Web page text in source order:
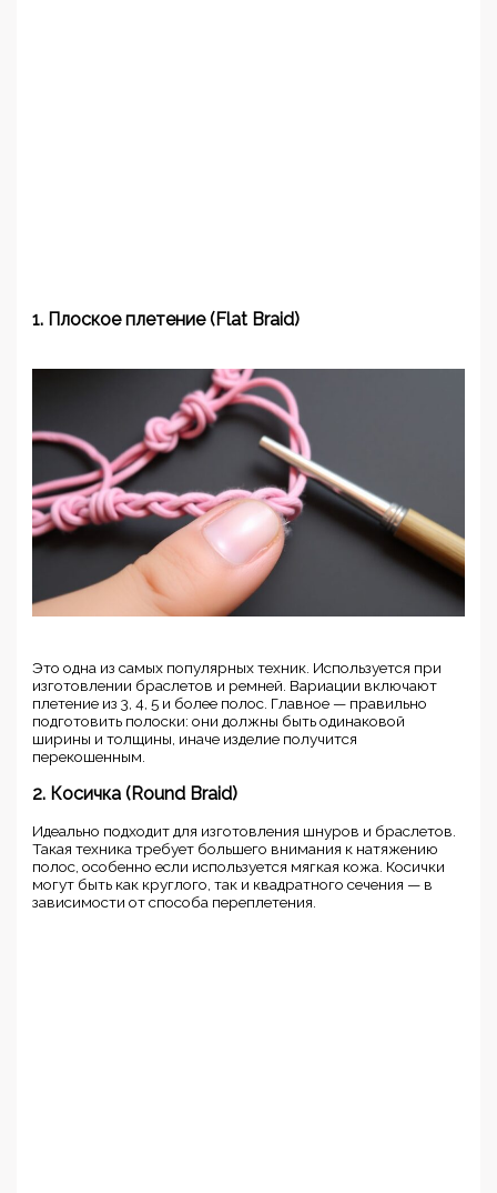
1. Плоское плетение (Flat Braid)
Это одна из самых популярных техник. Используется при
изготовлении браслетов и ремней. Вариации включают
плетение из 3, 4, 5 и более полос. Главное — правильно
подготовить полоски: они должны быть одинаковой
ширины и толщины, иначе изделие получится
перекошенным.
2. Косичка (Round Braid)
Идеально подходит для изготовления шнуров и браслетов.
Такая техника требует большего внимания к натяжению
полос, особенно если используется мягкая кожа. Косички
могут быть как круглого, так и квадратного сечения — в
зависимости от способа переплетения.